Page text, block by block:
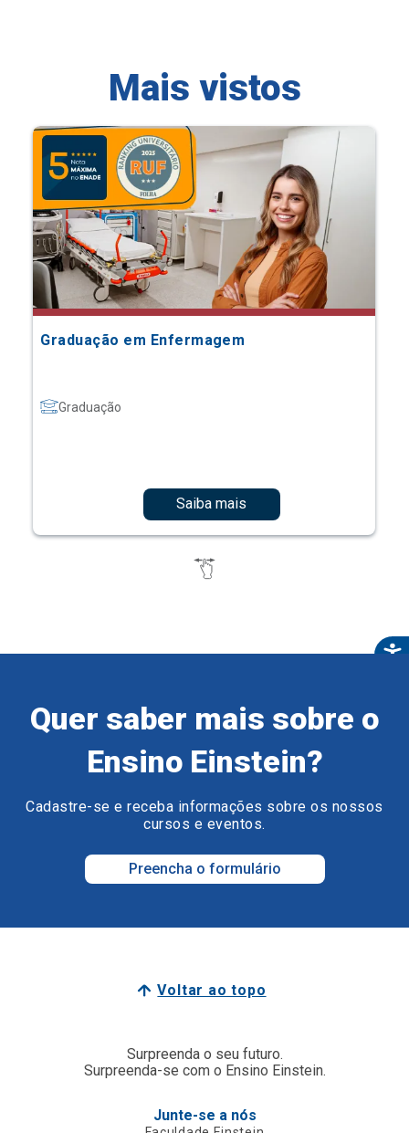
Mais vistos
Graduação em Enfermagem
Graduação
Saiba mais
Quer saber mais sobre o
Ensino Einstein?
Cadastre-se e receba informações sobre os nossos
cursos e eventos.
Preencha o formulário
Voltar ao topo
Surpreenda o seu futuro.
Surpreenda-se com o Ensino Einstein.
Junte-se a nós